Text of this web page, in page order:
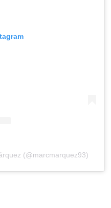
(@marcmarquez93)